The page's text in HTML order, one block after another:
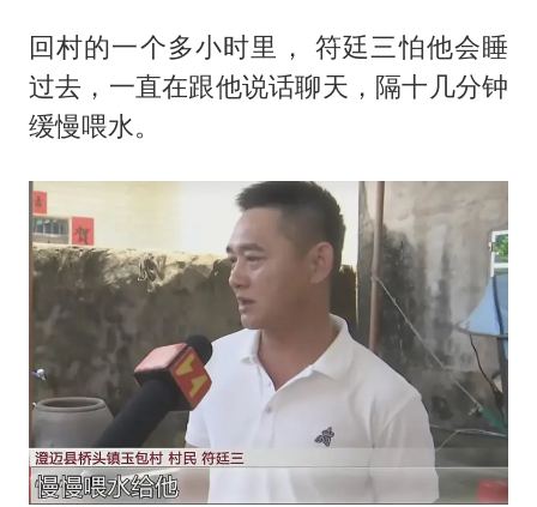
回村的一个多小时里， 符廷三怕他会睡
过去，一直在跟他说话聊天，隔十几分钟
缓慢喂水。